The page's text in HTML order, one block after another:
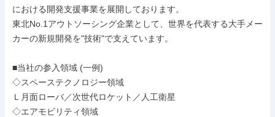
における開発支援事業を展開しております。
東北No.1アウトソーシング企業として、世界を代表する大手メー
カーの新規開発を"技術"で支えています。
■当社の参入領域 (一例)
◇スペーステクノロジー領域
Ｌ月面ローバ／次世代ロケット／人工衛星
◇エアモビリティ領域